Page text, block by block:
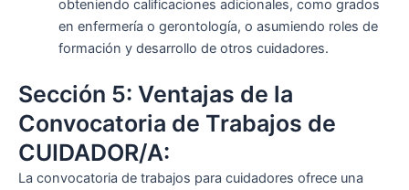
obteniendo calificaciones adicionales, como grados
en enfermería o gerontología, o asumiendo roles de
formación y desarrollo de otros cuidadores.
Sección 5: Ventajas de la
Convocatoria de Trabajos de
CUIDADOR/A:
La convocatoria de trabajos para cuidadores ofrece una